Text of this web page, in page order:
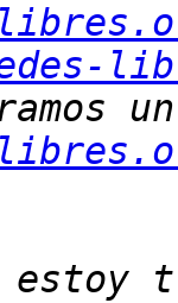
estoy